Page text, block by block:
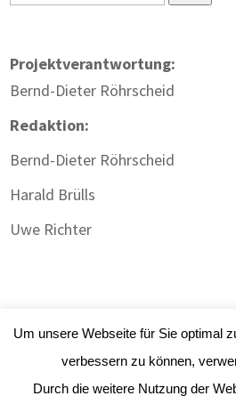
Projektverantwortung:
Bernd-Dieter Röhrscheid
Redaktion:
Bernd-Dieter Röhrscheid
Harald Brülls
Uwe Richter
Um unsere Webseite für Sie optimal
verbessern zu können,
Durch die weitere Nutzung der